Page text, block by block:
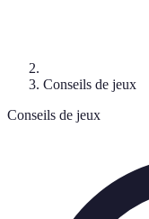
Conseils de jeux
Conseils de jeux